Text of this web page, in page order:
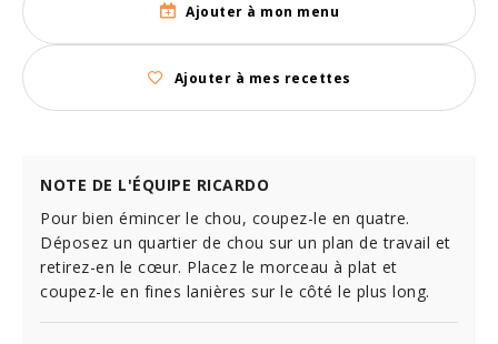
Ajouter à mon menu
Ajouter à mes recettes
NOTE DE L'ÉQUIPE RICARDO
Pour bien émincer le chou, coupez-le en quatre.
Déposez un quartier de chou sur un plan de travail et
retirez-en le cœur. Placez le morceau à plat et
coupez-le en fines lanières sur le côté le plus long.